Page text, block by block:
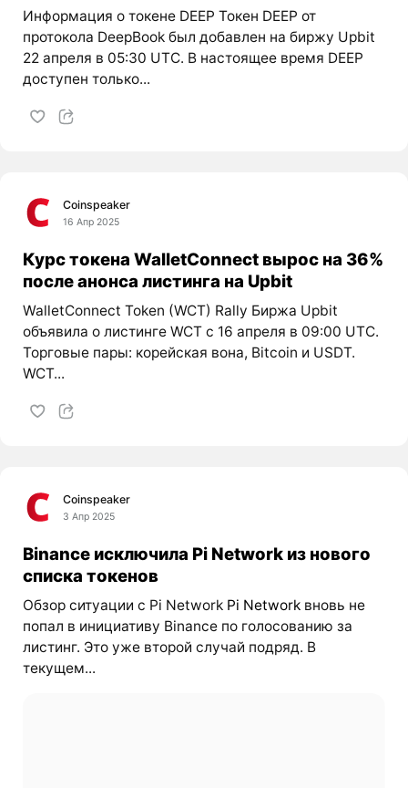
Информация о токене DEEP Токен DEEP от
протокола DeepBook был добавлен на биржу Upbit
22 апреля в 05:30 UTC. В настоящее время DEEP
доступен только...
Coinspeaker
16 Апр 2025
Курс токена WalletConnect вырос на 36%
после анонса листинга на Upbit
WalletConnect Token (WCT) Rally Биржа Upbit
объявила о листинге WCT с 16 апреля в 09:00 UTC.
Торговые пары: корейская вона, Bitcoin и USDT.
WCT...
Coinspeaker
3 Апр 2025
Binance исключила Pi Network из нового
списка токенов
Обзор ситуации с Pi Network Pi Networkвновь не
попал в инициативу Binance по голосованию за
листинг. Это уже второй случай подряд. В
текущем...